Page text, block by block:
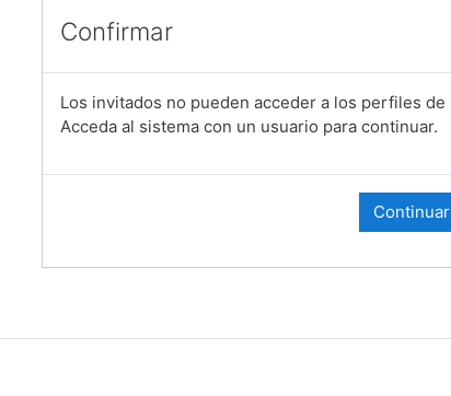
Confirmar
Los invitados no pueden acceder a los perfiles de
Acceda al sistema con un usuario para continuar.
Continuar